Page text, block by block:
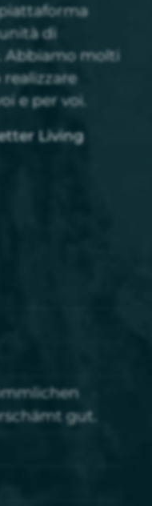
di
Abbiamo molti
e per voi.
Living
gut.